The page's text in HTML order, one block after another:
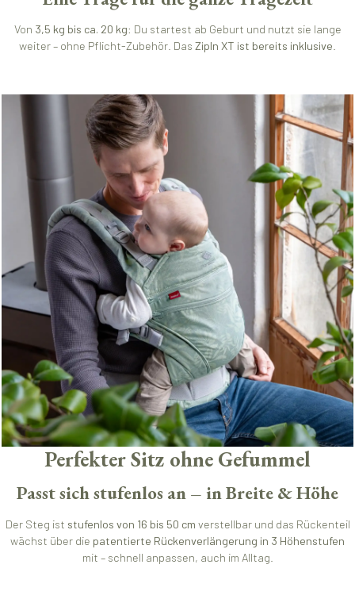
Von 3,5 kg bis ca. 20 kg: Du startest ab Geburt und nutzt sie lange
weiter – ohne Pflicht-Zubehör. Das ZipIn XT ist bereits inklusive
Perfekter Sitz ohne Gefummel
Passt sich stufenlos an – in Breite & Höhe
Der Steg ist stufenlos von 16 bis 50 cm verstellbar und das Rückenteil
wächst über die patentierte Rückenverlängerung in 3 Höhenstufen
mit – schnell anpassen, auch im Alltag.